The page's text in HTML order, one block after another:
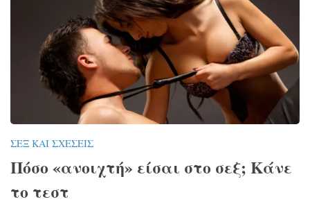
ΣΕΞ ΚΑΙ ΣΧΈΣΕΙΣ
Πόσο «ανοιχτή» είσαι στο σεξ; Κάνε
το τεστ